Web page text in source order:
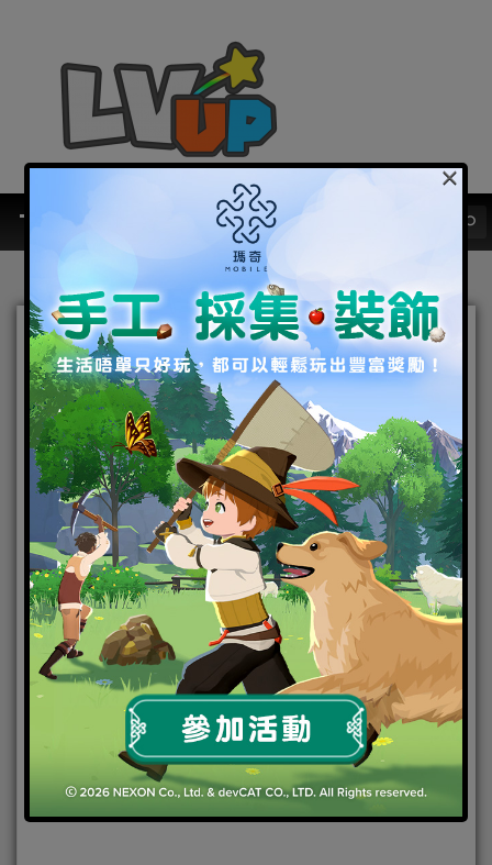
女武神登陸賽道﹗ 《崩壞
3rd》x 第 67 屆澳門格蘭披
治大賽車活動 出擊決定﹗
2020-11-11|Android,IOS,手機遊戲
×